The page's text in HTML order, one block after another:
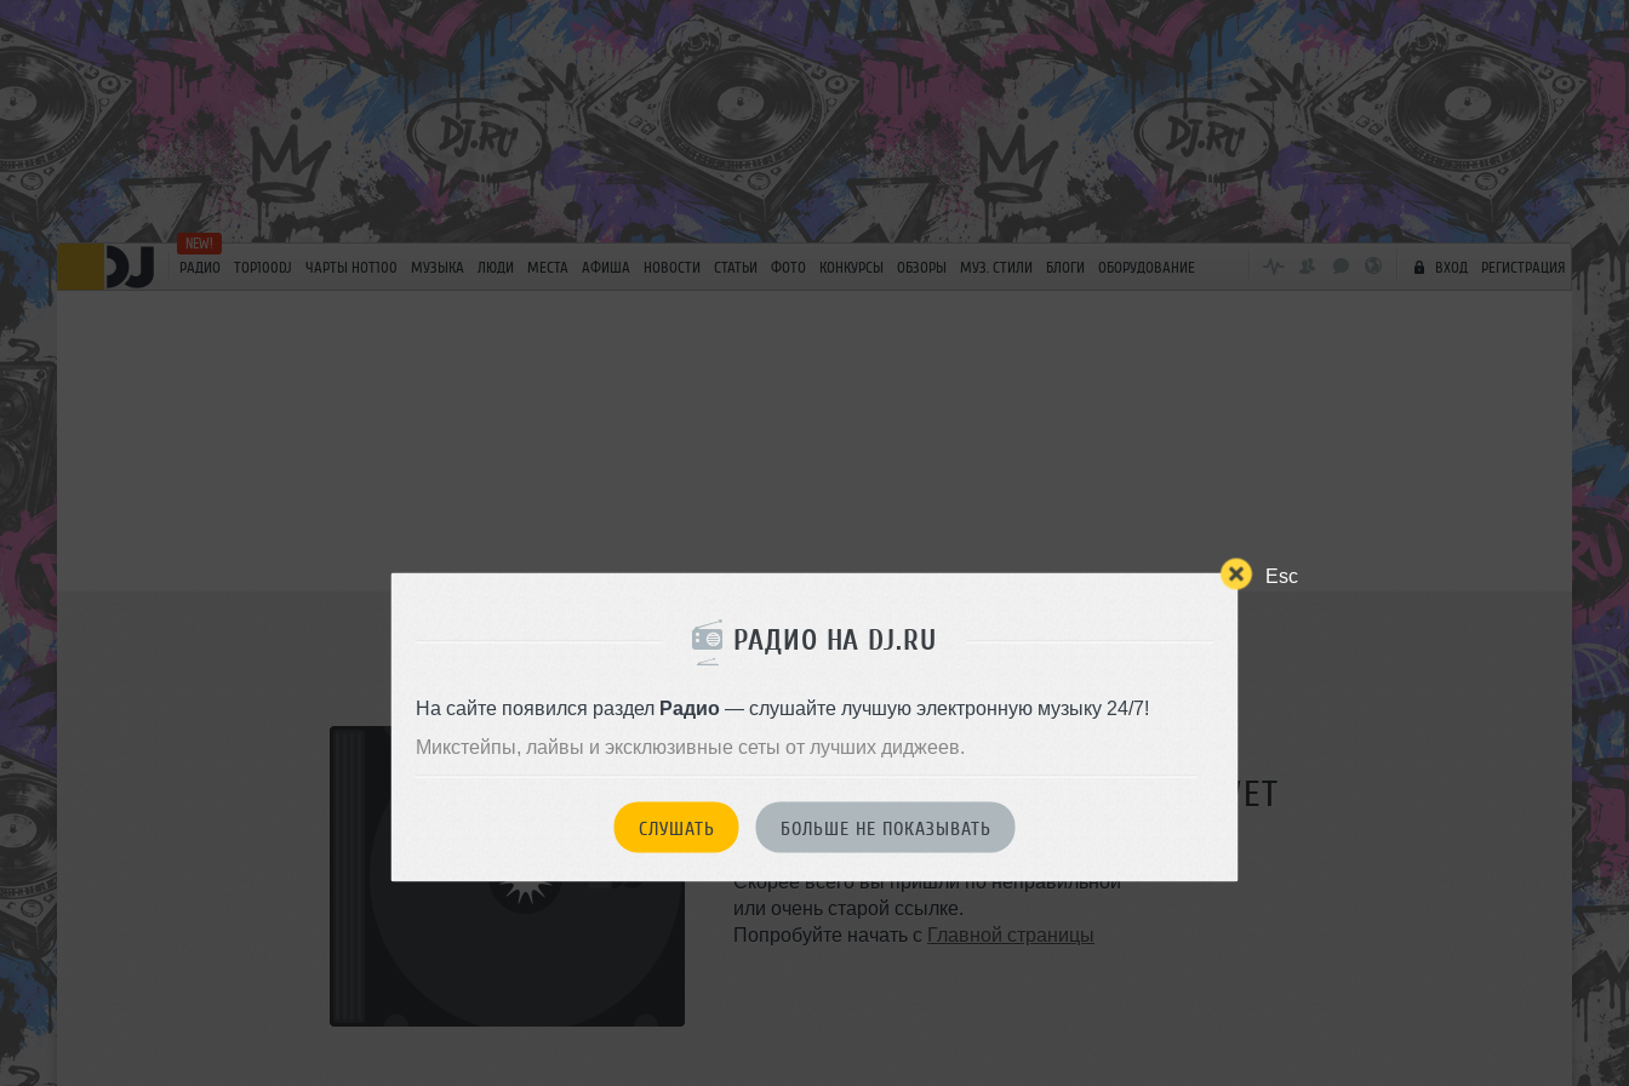
Esc
РАДИО НА DJ.RU
На сайте появился раздел Радио— слушайте лучшую электронную музыку 24/7!
Микстейпы, лайвы и эксклюзивные сеты от лучших диджеев.
СЛУШАТЬ БОЛЬШЕ НЕ ПОКАЗЫВАТЬ
РАДИО TOP100DJ ЧАРТЫ HOT100 МУЗЫКА ЛЮДИ МЕСТА АФИША НОВОСТИ СТАТЬИ ФОТО КОНКУРСЫ ОБЗОРЫ МУЗ. СТИЛИ БЛОГИ ОБОРУДОВАНИЕ ВХОД РЕГИСТРАЦИЯ
ТАКОЙ СТРАНИЦЫ НЕ СУЩЕСТВУЕТ
Ошибка 404
Скорее всего вы пришли по неправильной
или очень старой ссылке.
Попробуйте начать с Главной страницы